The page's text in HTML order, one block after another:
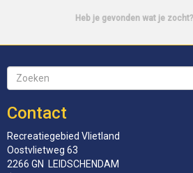
Heb je gevonden wat je zocht?
Contact
Recreatiegebied Vlietland
Oostvlietweg 63
2266 GN LEIDSCHENDAM